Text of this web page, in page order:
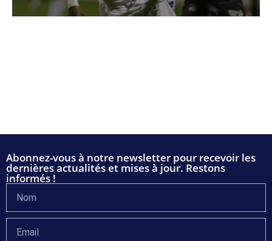
Abonnez-vous à notre newsletter pour recevoir les
dernières actualités et mises à jour. Restons
informés !